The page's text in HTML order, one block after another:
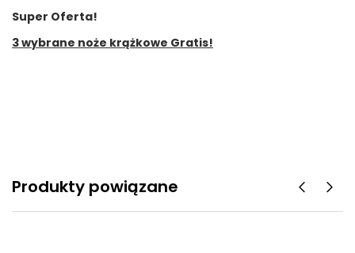
Super Oferta!
3 wybrane noże krążkowe Gratis!
Produkty powiązane